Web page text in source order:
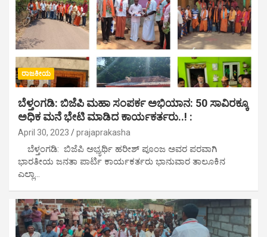
ರಾಜಕೀಯ
ಬೆಳ್ತಂಗಡಿ: ಬಿಜೆಪಿ ಮಹಾ ಸಂಪರ್ಕ ಅಭಿಯಾನ: 50 ಸಾವಿರಕ್ಕೂ
ಅಧಿಕ ಮನೆ ಭೇಟಿ ಮಾಡಿದ ಕಾರ್ಯಕರ್ತರು..! :
April 30, 2023 prajaprakasha
ಬೆಳ್ತಂಗಡಿ: ಬಿಜೆಪಿ ಅಭ್ಯರ್ಥಿ ಹರೀಶ್ ಪೂಂಜ ಅವರ ಪರವಾಗಿ
ಭಾರತೀಯ ಜನತಾ ಪಾರ್ಟಿ ಕಾರ್ಯಕರ್ತರು ಭಾನುವಾರ ತಾಲೂಕಿನ
ಎಲ್ಲಾ…